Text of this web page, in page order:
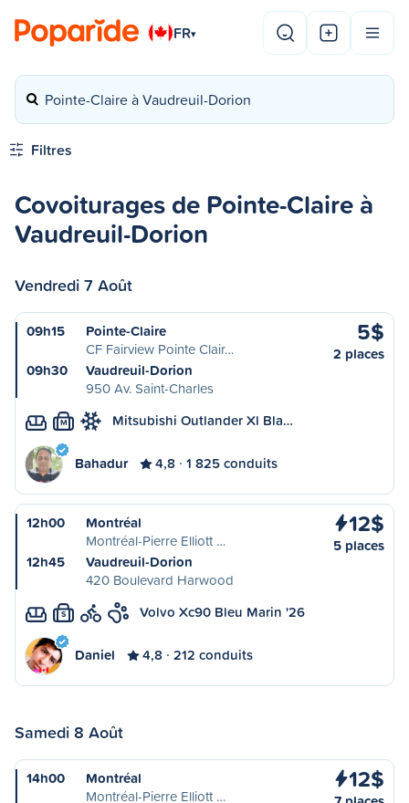
FR▾
Pointe-Claire à Vaudreuil-Dorion
Filtres
Covoiturages de Pointe-Claire à
Vaudreuil-Dorion
Vendredi 7 Août
09h15
Pointe-Claire
CF Fairview Pointe Clair…
09h30
Vaudreuil-Dorion
950 Av. Saint-Charles
5$
2 places
M Mitsubishi Outlander Xl Bla…
Bahadur 4,8 1 825 conduits
12h00
Montréal
Montréal-Pierre Elliott …
12h45
Vaudreuil-Dorion
420 Boulevard Harwood
12$
5 places
S Volvo Xc90 Bleu Marin '26
Daniel 4,8 212 conduits
Samedi 8 Août
14h00
Montréal
Montréal-Pierre Elliott …
12$